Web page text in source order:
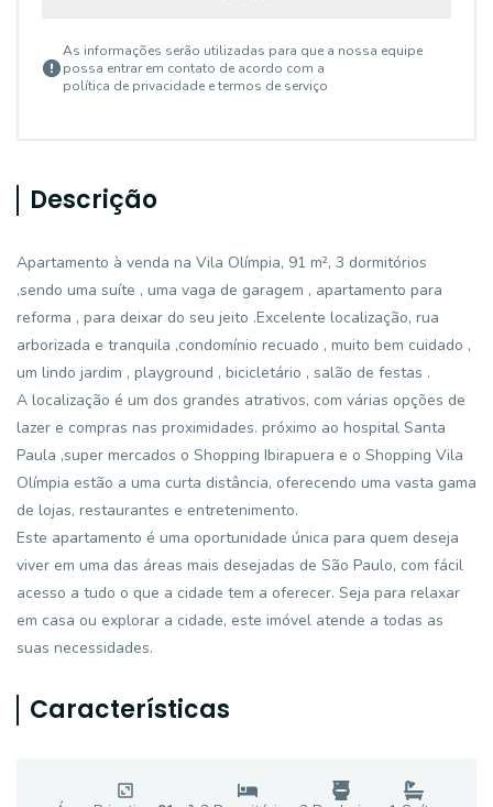
As informações serão utilizadas para que a nossa equipe
possa entrar em contato de acordo com a
política de privacidade e termos de serviço
Descrição
Apartamento à venda na Vila Olímpia, 91 m², 3 dormitórios
,sendo uma suíte , uma vaga de garagem , apartamento para
reforma , para deixar do seu jeito .Excelente localização, rua
arborizada e tranquila ,condomínio recuado , muito bem cuidado ,
um lindo jardim , playground , bicicletário , salão de festas .
A localização é um dos grandes atrativos, com várias opções de
lazer e compras nas proximidades. próximo ao hospital Santa
Paula ,super mercados o Shopping Ibirapuera e o Shopping Vila
Olímpia estão a uma curta distância, oferecendo uma vasta gama
de lojas, restaurantes e entretenimento.
Este apartamento é uma oportunidade única para quem deseja
viver em uma das áreas mais desejadas de São Paulo, com fácil
acesso a tudo o que a cidade tem a oferecer. Seja para relaxar
em casa ou explorar a cidade, este imóvel atende a todas as
suas necessidades.
Características